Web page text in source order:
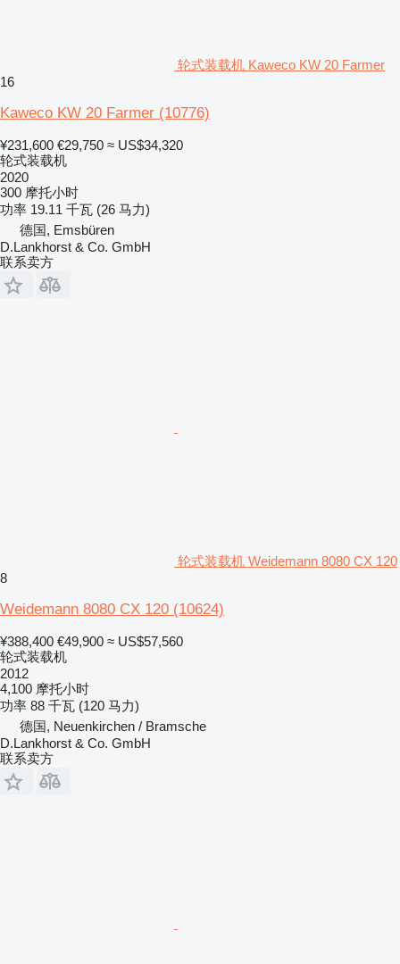
轮式装载机 Kaweco KW 20 Farmer
16
Kaweco KW 20 Farmer (10776)
¥231,600 €29,750 ≈ US$34,320
轮式装载机
2020
300 摩托小时
功率 19.11 千瓦 (26 马力)
德国, Emsbüren
D.Lankhorst & Co. GmbH
联系卖方
轮式装载机 Weidemann 8080 CX 120
8
Weidemann 8080 CX 120 (10624)
¥388,400 €49,900 ≈ US$57,560
轮式装载机
2012
4,100 摩托小时
功率 88 千瓦 (120 马力)
德国, Neuenkirchen / Bramsche
D.Lankhorst & Co. GmbH
联系卖方